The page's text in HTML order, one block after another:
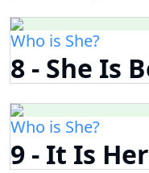
Who is She?
8 - She Is
Who is She?
9 - It Is